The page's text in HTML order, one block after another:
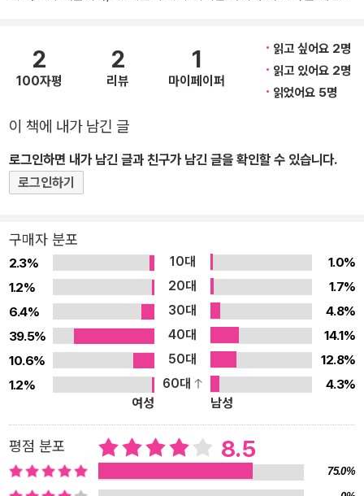
으며, 각 개인의 게놈을 해독하는 것도 꿈이 아닌 시대가 되었다. 나아
가 다양한 개성을 만드는 유전자도 속속 밝혀지고 있다. 예컨대 사람
의 얼굴과 신장, 얼굴 등의 겉모습이나 운동 능력 등과 관계있는 유전
새로운 것을 좋아하는 성격 등과 관계있는 유전자, 그리고 지능이나
마음의 상태와 관계있는 유전자 등이다. 이 책에서는 종래와는 비교
하기 어려울 정도로 빨리 발전하고 있는 유전과 게놈에 대한 지식을
일목요연하게 정리한다. 책은 총 9개의 장으로 이루어져 있다. 먼저
떻게 다른지, 그리고 DNA를 해독해서 개인을 특정하는 방법 등에 대
해 알아본다. 제3~6장에서는 우리 몸의 여러 가지 특성이 유전자와
어떻게 연관되어 있는지를 소개한다. 우리의 겉모습, 운동 능력, 체질,
성격, 지능, 마음, 질병이 유전자에 의해 어떻게 결정되는지를 알 수
있다. 제7장에서는 유전의 메커니즘을 설명한다. 염색체의 분배, 멘
델의 법칙, 혈액형, 특수한 유전의 법칙, 다인자 유전, 반성 유전, 모계
유전 등의 핵심이다. 제8~9장에서는 돌연변이와 DNA의 메틸화, 생
육 환경의 유전 등, 유전의 특별한 경우와 함께 광유전학, 게놈 편집,
유전자 변형(유전자 조작) 등 유전자를 수정하고 교체하는 최신 연구
내용을 소개한다. 유전과 게놈의 최신 정보를 전달하는 이 책이 좋은
동반자가 되리라고 믿는다. 2. 특장 유전자·DNA·게놈의 실체와 차이
2
100자평
2
리뷰
1
마이페이퍼
읽고 싶어요 2명
읽고 있어요 2명
읽었어요 5명
이 책에 내가 남긴 글
로그인하면 내가 남긴 글과 친구가 남긴 글을 확인할 수 있습니다.
로그인하기
구매자 분포
2.3% 10대
1.0%
1.2%
20대
1.7%
6.4%
30대
4.8%
39.5%
40대
14.1%
10.6%
50대
12.8%
1.2%
60대
4.3%
여성
남성
평점 분포 8.5
75.0%